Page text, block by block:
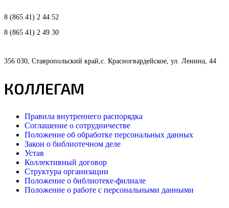
8 (865 41) 2 44 52
8 (865 41) 2 49 30
356 030, Ставропольский край,с. Красногвардейское, ул. Ленина, 44
КОЛЛЕГАМ
Правила внутреннего распорядка
Соглашение о сотрудничестве
Положение об обработке персональных данных
Закон о библиотечном деле
Устав
Коллективный договор
Структура организации
Положение о библиотеке-филиале
Положение о работе с персональными данными